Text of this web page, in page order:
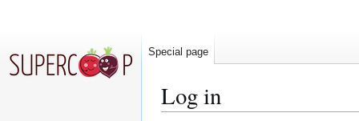
Log in
Special page